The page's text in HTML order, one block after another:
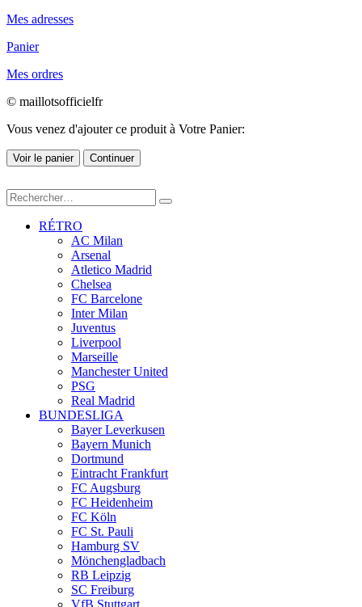
Mes adresses
Panier
Mes ordres
© maillotsofficielfr
Vous venez d'ajouter ce produit à Votre Panier:
Voir le panier Continuer
RÉTRO
AC Milan
Arsenal
Atletico Madrid
Chelsea
FC Barcelone
Inter Milan
Juventus
Liverpool
Marseille
Manchester United
PSG
Real Madrid
BUNDESLIGA
Bayer Leverkusen
Bayern Munich
Dortmund
Eintracht Frankfurt
FC Augsburg
FC Heidenheim
FC Köln
FC St. Pauli
Hamburg SV
Mönchengladbach
RB Leipzig
SC Freiburg